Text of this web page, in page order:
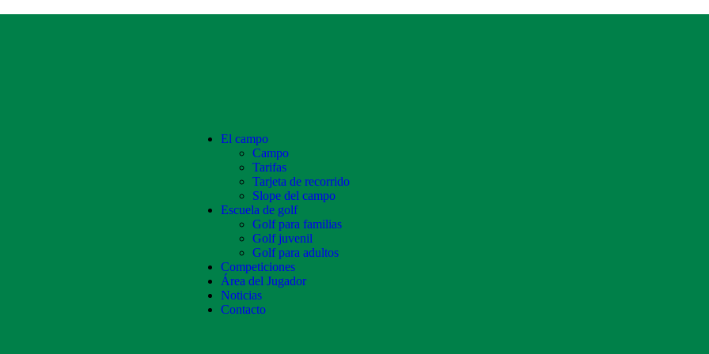
El campo
Campo
Tarifas
Tarjeta de recorrido
Slope del campo
Escuela de golf
Golf para familias
Golf juvenil
Golf para adultos
Competiciones
Área del Jugador
Noticias
Contacto